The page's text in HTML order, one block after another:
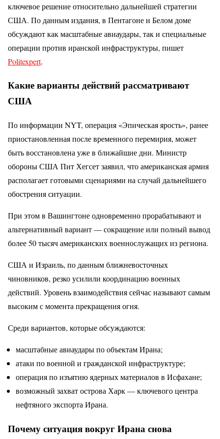
ключевое решение относительно дальнейшей стратегии
США. По данным издания, в Пентагоне и Белом доме
обсуждают как масштабные авиаудары, так и специальные
операции против иранской инфраструктуры, пишет
Politexpert.
Какие варианты действий рассматривают
США
По информации NYT, операция «Эпическая ярость», ранее
приостановленная после временного перемирия, может
быть восстановлена уже в ближайшие дни. Министр
обороны США Пит Хегсет заявил, что американская армия
располагает готовыми сценариями на случай дальнейшего
обострения ситуации.
При этом в Вашингтоне одновременно прорабатывают и
альтернативный вариант — сокращение или полный вывод
более 50 тысяч американских военнослужащих из региона.
США и Израиль, по данным ближневосточных
чиновников, резко усилили координацию военных
действий. Уровень взаимодействия сейчас называют самым
высоким с момента прекращения огня.
Среди вариантов, которые обсуждаются:
масштабные авиаудары по объектам Ирана;
атаки по военной и гражданской инфраструктуре;
операция по изъятию ядерных материалов в Исфахане;
возможный захват острова Харк — ключевого центра
нефтяного экспорта Ирана.
Почему ситуация вокруг Ирана снова